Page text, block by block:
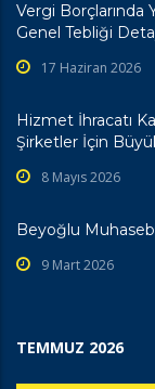
Vergi Borçlarında
Genel Tebliği
17 Haziran 2026
Hizmet İhracatı
Şirketler İçin
8 Mayıs 2026
Beyoğlu
9 Mart 2026
TEMMUZ 2026